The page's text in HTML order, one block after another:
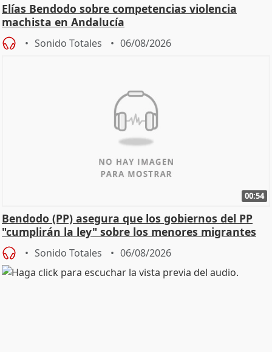
Elías Bendodo sobre competencias violencia
machista en Andalucía
Sonido Totales 06/08/2026
00:54
Bendodo (PP) asegura que los gobiernos del PP
"cumplirán la ley" sobre los menores migrantes
Sonido Totales 06/08/2026